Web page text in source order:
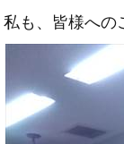
私も、皆様への